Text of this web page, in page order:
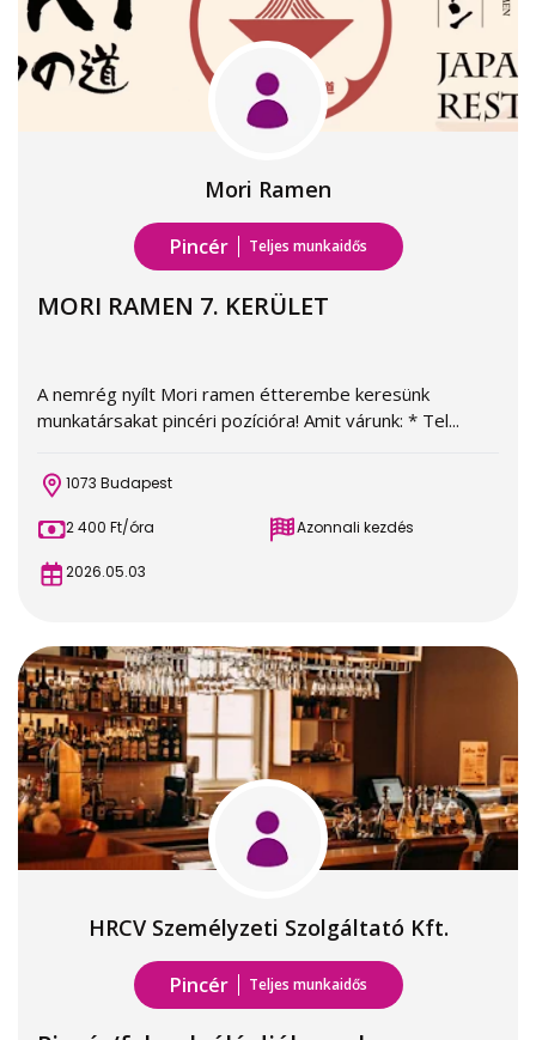
Mori Ramen
Pincér Teljes munkaidős
MORI RAMEN 7. KERÜLET
A nemrég nyílt Mori ramen étterembe keresünk
munkatársakat pincéri pozícióra! Amit várunk: * Tel...
1073 Budapest
2 400 Ft/óra Azonnali kezdés
2026.05.03
HRCV Személyzeti Szolgáltató Kft.
Pincér Teljes munkaidős